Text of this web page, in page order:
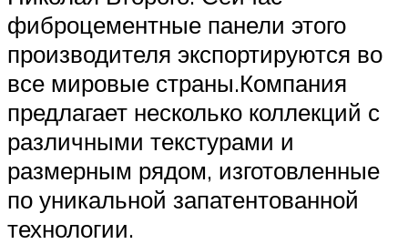
фиброцементные панели этого
производителя экспортируются во
все мировые страны.Компания
предлагает несколько коллекций с
различными текстурами и
размерным рядом, изготовленные
по уникальной запатентованной
технологии.